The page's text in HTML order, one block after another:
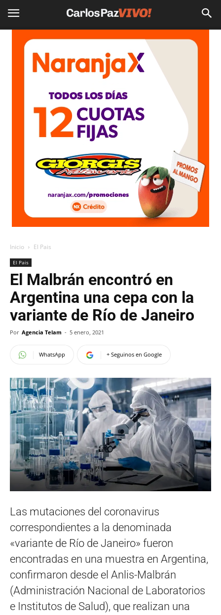
Inicio El Pais
El Pais
El Malbrán encontró en
Argentina una cepa con la
variante de Río de Janeiro
Por Agencia Telam - 5 enero, 2021
WhatsApp + Seguinos en Google
Las mutaciones del coronavirus
correspondientes a la denominada
«variante de Río de Janeiro» fueron
encontradas en una muestra en Argentina,
confirmaron desde el Anlis-Malbrán
(Administración Nacional de Laboratorios
e Institutos de Salud), que realizan una